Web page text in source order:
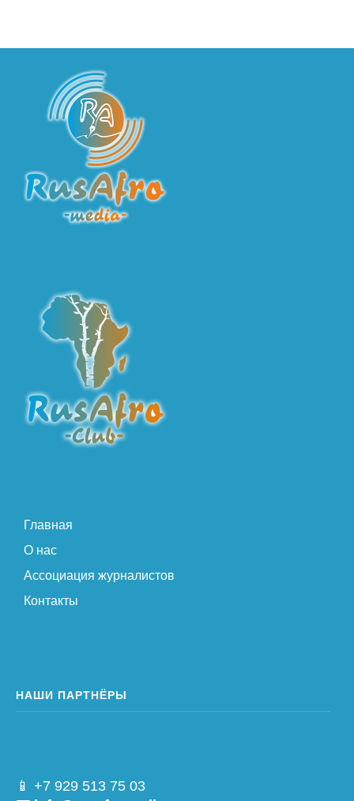
Главная
О нас
Ассоциация журналистов
Контакты
НАШИ ПАРТНЁРЫ
📱 +7 929 513 75 03